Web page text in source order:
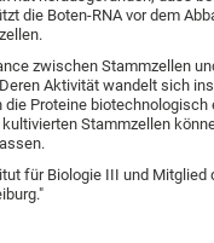
die Boten-RNA vor dem
zwischen Stammzellen
Aktivität wandelt sich
Proteine biotechnologisch
Stammzellen
für Biologie III und